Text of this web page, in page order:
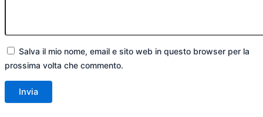
Salva il mio nome, email e sito web in questo browser per la
prossima volta che commento.